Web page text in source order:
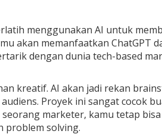
menggunakan AI untuk
akan memanfaatkan ChatGPT
dengan dunia tech-based
kreatif. AI akan jadi rekan
Proyek ini sangat cocok
marketer, kamu tetap bisa
problem solving.